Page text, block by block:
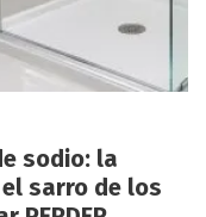
sodio: la
el sarro de los